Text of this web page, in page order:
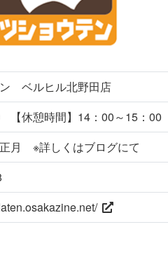
ベルヒル北野田店
【休憩時間】14：00～15：00
月 ※詳しくはブログにて